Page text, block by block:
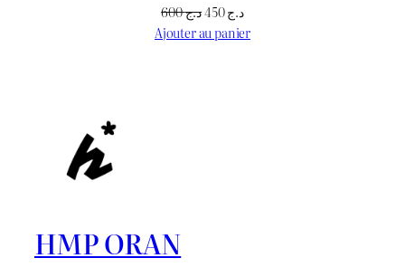
د.ج600
Le
prix
د.ج450
Le
prix
Ajouter au panier
HMP ORAN